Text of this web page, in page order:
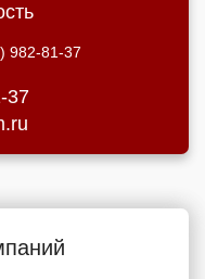
982-81-37
37